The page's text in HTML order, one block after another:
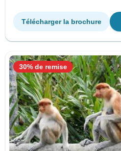
Télécharger la brochure
30% de remise